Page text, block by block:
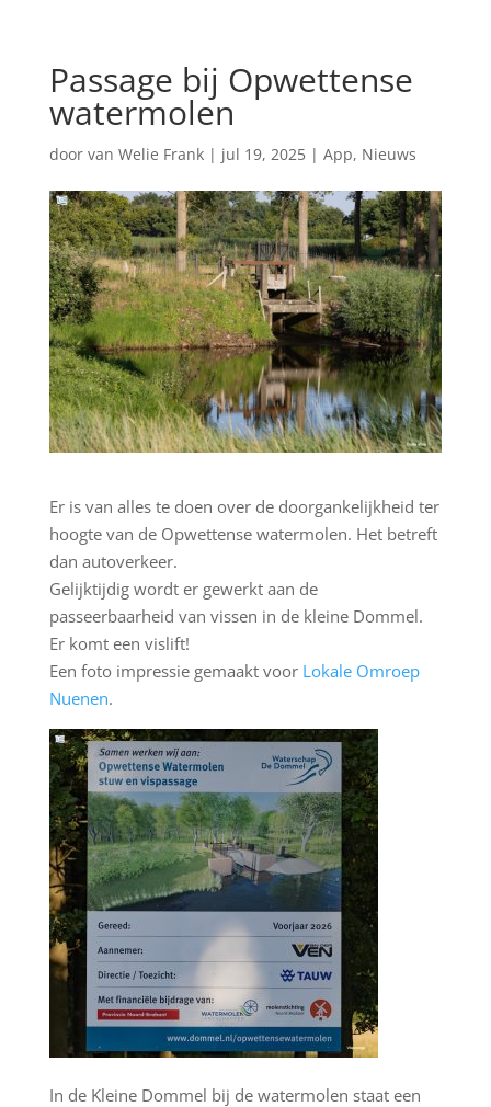
Passage bij Opwettense
watermolen
door van Welie Frank| jul 19, 2025| App, Nieuws
Er is van alles te doen over de doorgankelijkheid ter
hoogte van de Opwettense watermolen. Het betreft
dan autoverkeer.
Gelijktijdig wordt er gewerkt aan de
passeerbaarheid van vissen in de kleine Dommel.
Er komt een vislift!
Een foto impressie gemaakt voor Lokale Omroep
Nuenen.
In de Kleine Dommel bij de watermolen staat een